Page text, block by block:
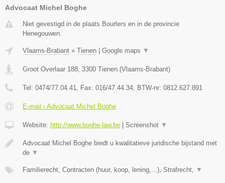
Advocaat Michel Boghe
Niet gevestigd in de plaats Bourlers en in de provincie
Henegouwen.
Vlaams-Brabant » Tienen Google maps ▼
Groot Overlaar 188 3300 Tienen (Vlaams-Brabant)
Tel: 0474/77.04.41 , Fax: 016/47.44.34 , BTW-nr: ​0812.627.891
E-mail › Advocaat Michel Boghe
Website: http://www.boghe-law.be Screenshot ▼
Advocaat Michel Boghe biedt u kwalitatieve juridische bijstand met
de ▼
Familierecht, Contracten (huur, koop, lening,...), Strafrecht, ▼